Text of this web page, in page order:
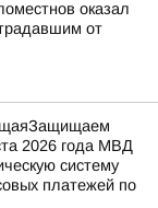
оказал
от
2026 года МВД
систему
платежей по